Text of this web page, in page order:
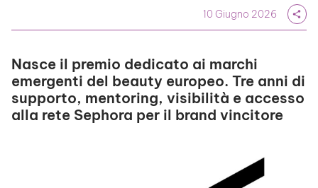
10 Giugno 2026 share
Nasce il premio dedicato ai marchi
emergenti del beauty europeo. Tre anni di
supporto, mentoring, visibilità e accesso
alla rete Sephora per il brand vincitore